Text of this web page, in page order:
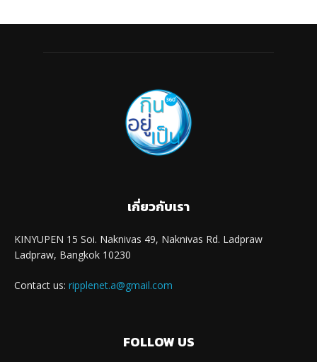
เกี่ยวกับเรา
KINYUPEN 15 Soi. Naknivas 49, Naknivas Rd. Ladpraw
Ladpraw, Bangkok 10230
Contact us: ripplenet.a@gmail.com
FOLLOW US